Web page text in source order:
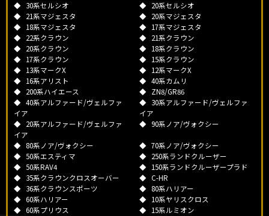
30系セルシオ
20系セルシオ
21系マジェスタ
20系マジェスタ
18系マジェスタ
17系マジェスタ
22系クラウン
21系クラウン
20系クラウン
18系クラウン
17系クラウン
15系クラウン
13系マークX
12系マークX
16系アリスト
40系カムリ
200系ハイエース
ZN8/GR86
40系アルファード/ヴェルファ
イア
30系アルファード/ヴェルファ
イア
20系アルファード/ヴェルファ
イア
90系ノア/ヴォクシー
80系ノア/ヴォクシー
70系ノア/ヴォクシー
50系エスティマ
250系ランドクルーザー
50系RAV4
150系ランドクルーザープラド
35系クラウンクロスオーバー
C-HR
36系クラウンスポーツ
80系ハリアー
60系ハリアー
10系ヤリスクロス
60系プリウス
15系ルミオン